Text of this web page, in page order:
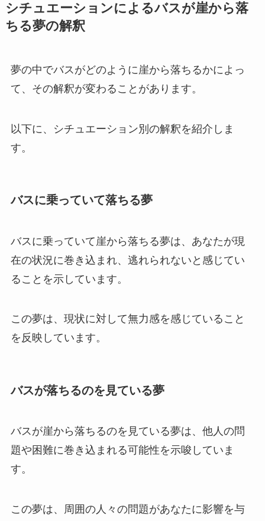
シチュエーションによるバスが崖から落
ちる夢の解釈
夢の中でバスがどのように崖から落ちるかによっ
て、その解釈が変わることがあります。
以下に、シチュエーション別の解釈を紹介しま
す。
バスに乗っていて落ちる夢
バスに乗っていて崖から落ちる夢は、あなたが現
在の状況に巻き込まれ、逃れられないと感じてい
ることを示しています。
この夢は、現状に対して無力感を感じていること
を反映しています。
バスが落ちるのを見ている夢
バスが崖から落ちるのを見ている夢は、他人の問
題や困難に巻き込まれる可能性を示唆していま
す。
この夢は、周囲の人々の問題があなたに影響を与